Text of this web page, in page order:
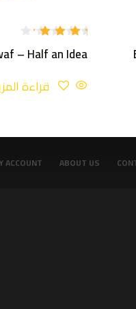
التقييم
4.00
– Half an Idea
قراءة
ABOUT US
ACCOUNT